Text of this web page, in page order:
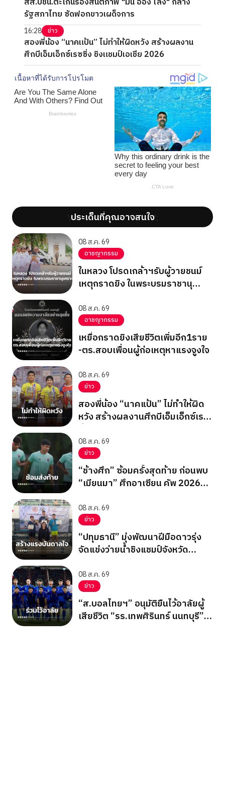
รัฐสภาไทย ซัดฟอกขาวเผด็จการ
16:28 ข่าว
สองพี่น้อง “นาคแป้น” ไม่ทำให้ผิดหวัง สร้างผลงาน
ศึกบีเอ็มเอ็กซ์เรซซิ่ง ชิงแชมป์เอเชีย 2026
';ประเด็นที่คุณอาจสนใจ';
08 ส.ค. 69
อาชญากรรม
ในหลวง โปรดเกล้าฯรับผู้วายชนม์
เหตุกราดยิง ในพระบรมราชานุ
08 ส.ค. 69
อาชญากรรม
เหยื่อกราดยิงเสียชีวิตเพิ่มอีก1ราย
-ตร.สอบเพื่อนผู้ก่อเหตุหาแรงจูงใจ
08 ส.ค. 69
ข่าว
สองพี่น้อง “นาคแป้น” ไม่ทำให้ผิด
หวัง สร้างผลงานศึกบีเอ็มเอ็กซ์เรซ
08 ส.ค. 69
ข่าว
“ช้างศึก” ซ้อมครั้งสุดท้าย ก่อนพบ
“เมียนมา” ศึกอาเซียน คัพ 2026
08 ส.ค. 69
ข่าว
“ปทุมธานี” มุ่งพัฒนาฝีมือดาวรุ่ง
จัดแข่งว่ายน้ำชิงแชมป์จังหวัด
08 ส.ค. 69
ข่าว
“ส.บอลไทยฯ” อนุมัติยืนไว้อาลัยผู้
เสียชีวิต “รร.เทพศิรินทร์ นนทบุรี”